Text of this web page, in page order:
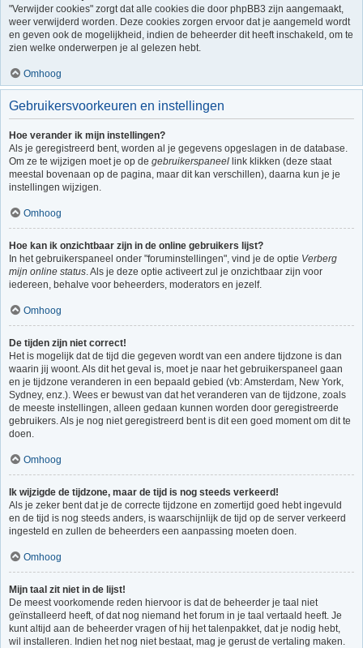
"Verwijder cookies" zorgt dat alle cookies die door phpBB3 zijn aangemaakt,
weer verwijderd worden. Deze cookies zorgen ervoor dat je aangemeld wordt
en geven ook de mogelijkheid, indien de beheerder dit heeft inschakeld, om te
zien welke onderwerpen je al gelezen hebt.
Omhoog
Gebruikersvoorkeuren en instellingen
Hoe verander ik mijn instellingen?
Als je geregistreerd bent, worden al je gegevens opgeslagen in de database.
Om ze te wijzigen moet je op de gebruikerspaneel link klikken (deze staat
meestal bovenaan op de pagina, maar dit kan verschillen), daarna kun je je
instellingen wijzigen.
Omhoog
Hoe kan ik onzichtbaar zijn in de online gebruikers lijst?
In het gebruikerspaneel onder "foruminstellingen", vind je de optie Verberg
mijn online status. Als je deze optie activeert zul je onzichtbaar zijn voor
iedereen, behalve voor beheerders, moderators en jezelf.
Omhoog
De tijden zijn niet correct!
Het is mogelijk dat de tijd die gegeven wordt van een andere tijdzone is dan
waarin jij woont. Als dit het geval is, moet je naar het gebruikerspaneel gaan
en je tijdzone veranderen in een bepaald gebied (vb: Amsterdam, New York,
Sydney, enz.). Wees er bewust van dat het veranderen van de tijdzone, zoals
de meeste instellingen, alleen gedaan kunnen worden door geregistreerde
gebruikers. Als je nog niet geregistreerd bent is dit een goed moment om dit te
doen.
Omhoog
Ik wijzigde de tijdzone, maar de tijd is nog steeds verkeerd!
Als je zeker bent dat je de correcte tijdzone en zomertijd goed hebt ingevuld
en de tijd is nog steeds anders, is waarschijnlijk de tijd op de server verkeerd
ingesteld en zullen de beheerders een aanpassing moeten doen.
Omhoog
Mijn taal zit niet in de lijst!
De meest voorkomende reden hiervoor is dat de beheerder je taal niet
geïnstalleerd heeft, of dat nog niemand het forum in je taal vertaald heeft. Je
kunt altijd aan de beheerder vragen of hij het talenpakket, dat je nodig hebt,
wil installeren. Indien het nog niet bestaat, mag je gerust de vertaling maken.